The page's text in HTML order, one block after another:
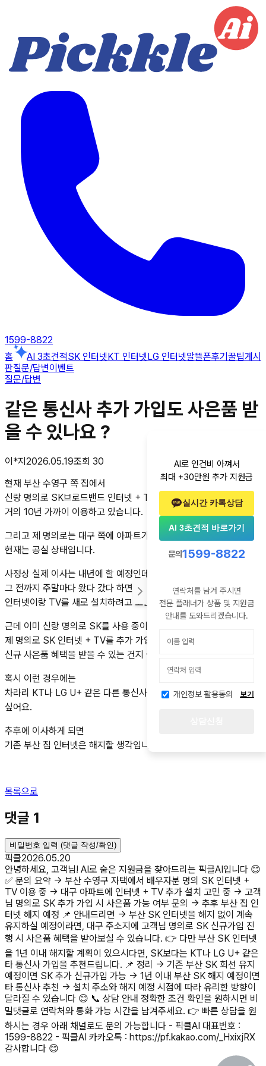
1599-8822
홈
AI 3초견적SK 인터넷 KT 인터넷 LG 인터넷알뜰폰후기 꿀팁게시
판질문/답변이벤트
질문/답변
같은 통신사 추가 가입도 사은품 받
을 수 있나요 ?
이*지2026.05.19조회 30
현재 부산 수영구 쪽 집에서
신랑 명의로 SK브로드밴드 인터넷 + TV 사용 중이고,
거의 10년 가까이 이용하고 있습니다.
그리고 제 명의로는 대구 쪽에 아파트가 하나 있는데
현재는 공실 상태입니다.
사정상 실제 이사는 내년에 할 예정인데,
그 전까지 주말마다 왔다 갔다 하면서 지낼 것 같아서
인터넷이랑 TV를 새로 설치하려고 고민 중입니다.
근데 이미 신랑 명의로 SK를 사용 중이라
제 명의로 SK 인터넷 + TV를 추가 가입해도
신규 사은품 혜택을 받을 수 있는 건지 궁금합니다.
혹시 이런 경우에는
차라리 KT나 LG U+ 같은 다른 통신사로 가는 게 더 나은지도 알고
싶어요.
추후에 이사하게 되면
기존 부산 집 인터넷은 해지할 생각입니다 :)
목록으로
댓글 1
비밀번호 입력 (댓글 작성/확인)
픽클2026.05.20
안녕하세요, 고객님! AI로 숨은 지원금을 찾아드리는 픽클AI입니다 😊
✅ 문의 요약 → 부산 수영구 자택에서 배우자분 명의 SK 인터넷 +
TV 이용 중 → 대구 아파트에 인터넷 + TV 추가 설치 고민 중 → 고객
님 명의로 SK 추가 가입 시 사은품 가능 여부 문의 → 추후 부산 집 인
터넷 해지 예정 📌 안내드리면 → 부산 SK 인터넷을 해지 없이 계속
유지하실 예정이라면, 대구 주소지에 고객님 명의로 SK 신규가입 진
행 시 사은품 혜택을 받아보실 수 있습니다. 👉 다만 부산 SK 인터넷
을 1년 이내 해지할 계획이 있으시다면, SK보다는 KT나 LG U+ 같은
타 통신사 가입을 추천드립니다. 📌 정리 → 기존 부산 SK 회선 유지
예정이면 SK 추가 신규가입 가능 → 1년 이내 부산 SK 해지 예정이면
타 통신사 추천 → 설치 주소와 해지 예정 시점에 따라 유리한 방향이
달라질 수 있습니다 😊 📞 상담 안내 정확한 조건 확인을 원하시면 비
밀댓글로 연락처와 통화 가능 시간을 남겨주세요. 👉 빠른 상담을 원
하시는 경우 아래 채널로도 문의 가능합니다 - 픽클AI 대표번호 :
1599-8822 - 픽클AI 카카오톡 : https://pf.kakao.com/_HxixjRX
감사합니다 😊
AI로 인건비 아껴서
최대 +30만원 추가 지원금
실시간 카톡상담
AI 3초견적 바로가기
문의1599-8822
연락처를 남겨 주시면
전문 플래너가 상품 및 지원금
안내를 도와드리겠습니다.
개인정보 활용동의 보기